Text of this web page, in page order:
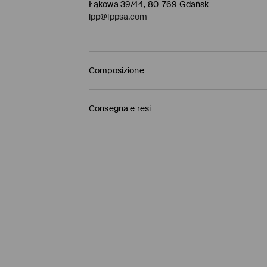
Łąkowa 39/44, 80-769 Gdańsk
lpp@lppsa.com
Composizione
1° TESSUTO 55% VISCOSA, 45% BIANCHERIA
Consegna e resi